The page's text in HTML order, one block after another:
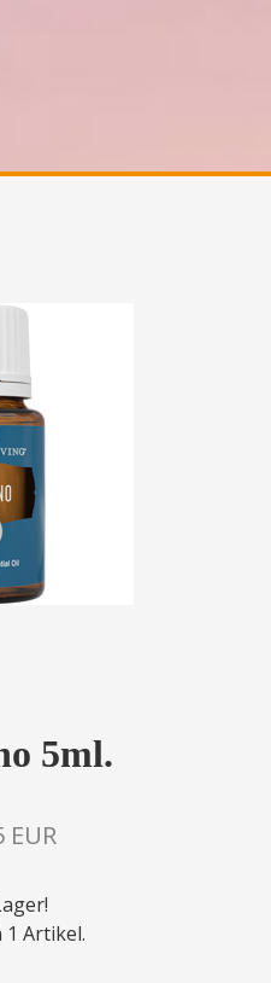
5ml.
EUR
Artikel.